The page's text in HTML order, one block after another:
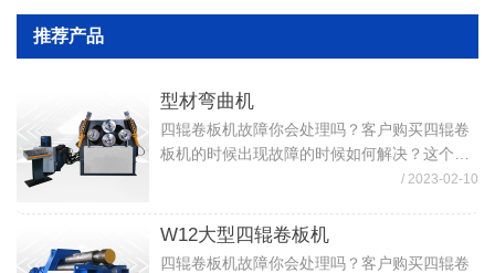
推荐产品
型材弯曲机
四辊卷板机故障你会处理吗？客户购买四辊卷
板机的时候出现故障的时候如何解决？这个时
候就要客户去检测下是什么问题，如何去检查
电工检测仪器，工具，按系统电路图及机...
/ 2023-02-10
W12大型四辊卷板机
四辊卷板机故障你会处理吗？客户购买四辊卷